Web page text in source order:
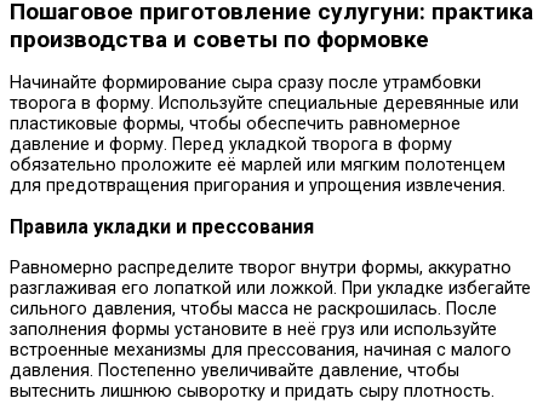
Пошаговое приготовление сулугуни: практика
производства и советы по формовке
Начинайте формирование сыра сразу после утрамбовки
творога в форму. Используйте специальные деревянные или
пластиковые формы, чтобы обеспечить равномерное
давление и форму. Перед укладкой творога в форму
обязательно проложите её марлей или мягким полотенцем
для предотвращения пригорания и упрощения извлечения.
Правила укладки и прессования
Равномерно распределите творог внутри формы, аккуратно
разглаживая его лопаткой или ложкой. При укладке избегайте
сильного давления, чтобы масса не раскрошилась. После
заполнения формы установите в неё груз или используйте
встроенные механизмы для прессования, начиная с малого
давления. Постепенно увеличивайте давление, чтобы
вытеснить лишнюю сыворотку и придать сыру плотность.